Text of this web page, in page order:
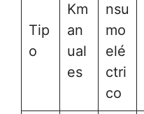
Tip
o
Km
an
ual
es
nsu
mo
elé
ctri
co